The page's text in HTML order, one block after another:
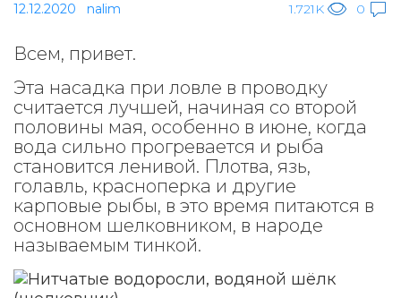
12.12.2020 nalim 1.721K 0
Всем, привет.
Эта насадка при ловле в проводку
считается лучшей, начиная со второй
половины мая, особенно в июне, когда
вода сильно прогревается и рыба
становится ленивой. Плотва, язь,
голавль, красноперка и другие
карповые рыбы, в это время питаются в
основном шелковником, в народе
называемым тинкой.